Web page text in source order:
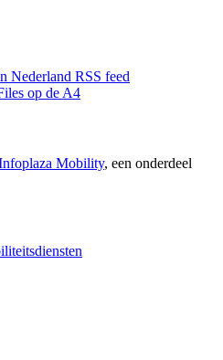
Nederland RSS feed
op de A4
Mobility, een onderdeel